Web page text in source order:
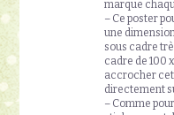
marque
– Ce poster
une
sous cadre
cadre de 100
accrocher
directement
– Comme